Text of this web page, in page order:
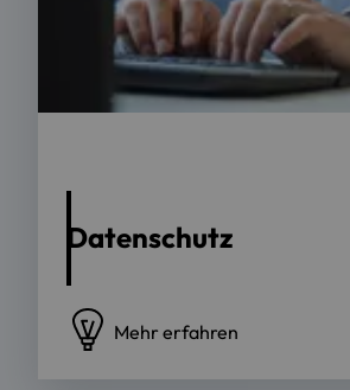
Datenschutz
Mehr erfahren